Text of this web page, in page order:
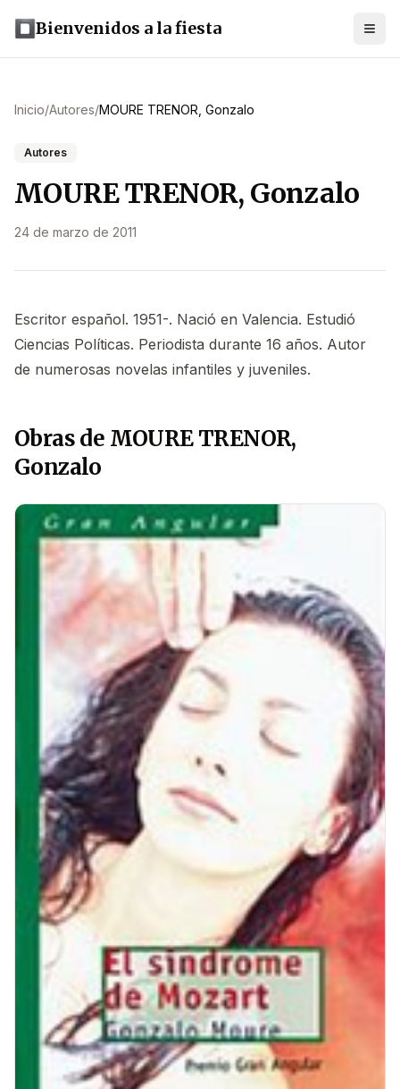
Bienvenidos a la fiesta
Inicio/Autores/MOURE TRENOR, Gonzalo
Autores
MOURE TRENOR, Gonzalo
24 de marzo de 2011
Escritor español. 1951-. Nació en Valencia. Estudió
Ciencias Políticas. Periodista durante 16 años. Autor
de numerosas novelas infantiles y juveniles.
Obras de MOURE TRENOR,
Gonzalo